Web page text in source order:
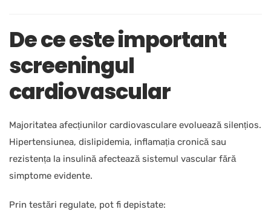
De ce este important
screeningul
cardiovascular
Majoritatea afecțiunilor cardiovasculare evoluează silențios.
Hipertensiunea, dislipidemia, inflamația cronică sau
rezistența la insulină afectează sistemul vascular fără
simptome evidente.
Prin testări regulate, pot fi depistate: